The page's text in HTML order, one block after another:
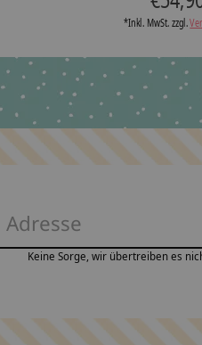
*Inkl. MwSt. zzgl.
Keine Sorge, wir übertreiben es